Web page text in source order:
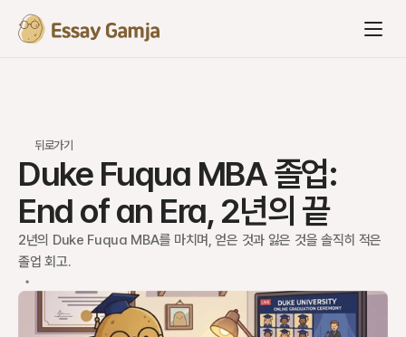
뒤로가기
Duke Fuqua MBA 졸업:
End of an Era, 2년의 끝
2년의 Duke Fuqua MBA를 마치며, 얻은 것과 잃은 것을 솔직히 적은
졸업 회고.